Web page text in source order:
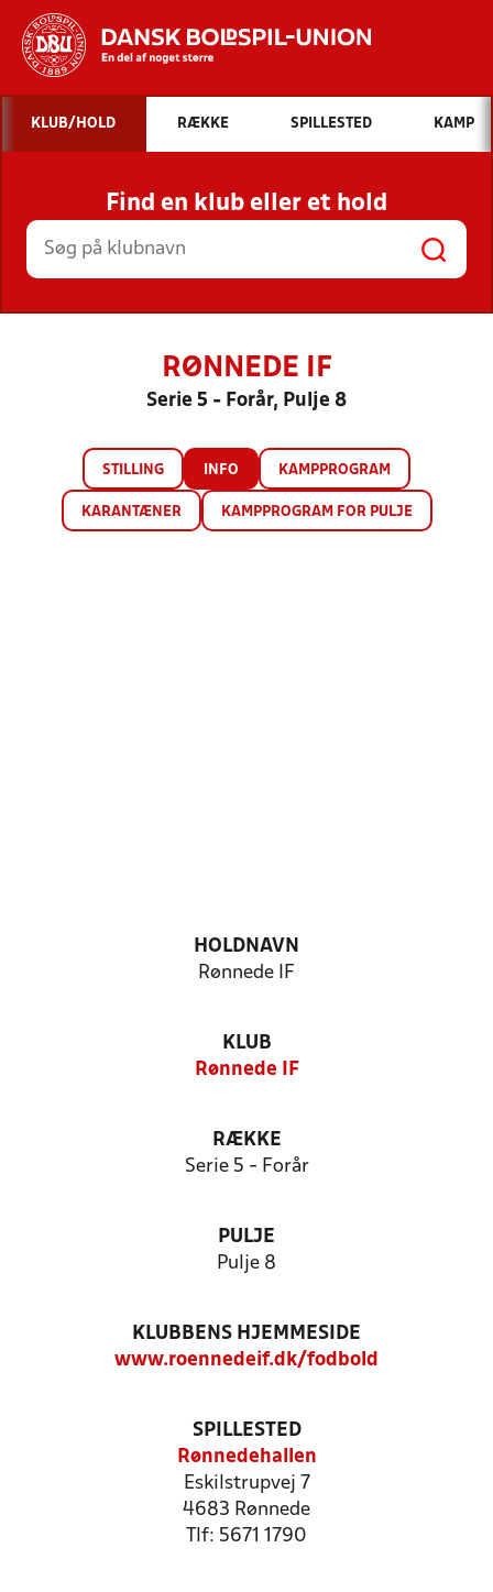
Hvad vil du søge efter?
INDHOLD OG NYHEDER
STILLINGER, RESULTATER, KLUBBER OG
HOLD
KLUB/HOLD RÆKKE SPILLESTED KAMP
Find en klub eller et hold
RØNNEDE IF
Serie 5 - Forår, Pulje 8
STILLING INFO KAMPPROGRAM
KARANTÆNER KAMPPROGRAM FOR PULJE
HOLDNAVN
Rønnede IF
KLUB
Rønnede IF
RÆKKE
Serie 5 - Forår
PULJE
Pulje 8
KLUBBENS HJEMMESIDE
www.roennedeif.dk/fodbold
SPILLESTED
Rønnedehallen
Eskilstrupvej 7
4683 Rønnede
Tlf: 5671 1790